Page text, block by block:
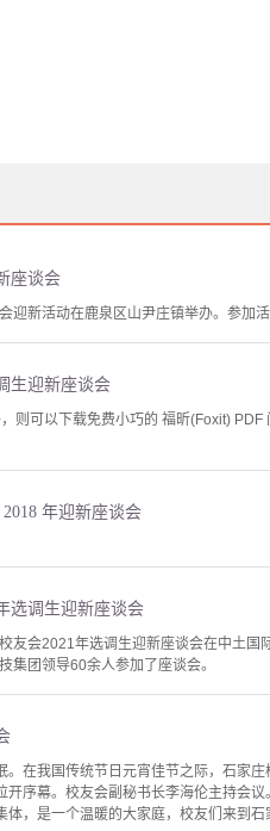
座谈会
迎新活动在鹿泉区山尹庄镇举办。参加
生迎新座谈会
则可以下载免费小巧的 福昕(Foxit)
年迎新座谈会
选调生迎新座谈会
友会2021年选调生迎新座谈会在中土
集团领导60余人参加了座谈会。
。在我国传统节日元宵佳节之际，石家
开序幕。校友会副秘书长李海伦主持会
，是一个温暖的大家庭，校友们来到